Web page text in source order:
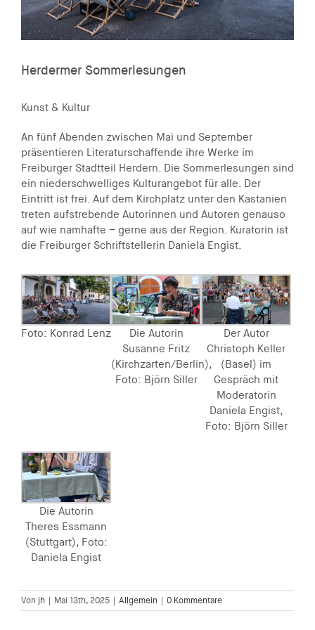
Herdermer Sommerlesungen
Kunst & Kultur
An fünf Abenden zwischen Mai und September
präsentieren Literaturschaffende ihre Werke im
Freiburger Stadtteil Herdern. Die Sommerlesungen sind
ein niederschwelliges Kulturangebot für alle. Der
Eintritt ist frei. Auf dem Kirchplatz unter den Kastanien
treten aufstrebende Autorinnen und Autoren genauso
auf wie namhafte – gerne aus der Region. Kuratorin ist
die Freiburger Schriftstellerin Daniela Engist.
Foto: Konrad Lenz
Die Autorin
Susanne Fritz
(Kirchzarten/Berlin),
Foto: Björn Siller
Der Autor
Christoph Keller
(Basel) im
Gespräch mit
Moderatorin
Daniela Engist,
Foto: Björn Siller
Die Autorin
Theres Essmann
(Stuttgart), Foto:
Daniela Engist
Von jh | Mai 13th, 2025 | Allgemein | 0 Kommentare